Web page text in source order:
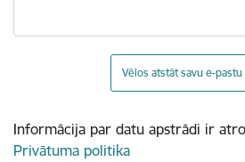
Vēlos atstāt savu e-pastu
Informācija par datu apstrādi ir
Privātuma politika